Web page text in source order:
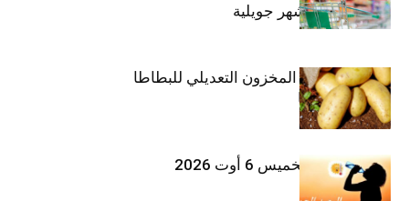
التضخم خلال شهر جويلية
وزارة الفلاحة : المخزون التعديلي للبطاطا
بلغ 12392 طنا
طقس اليوم الخميس 6 أوت 2026